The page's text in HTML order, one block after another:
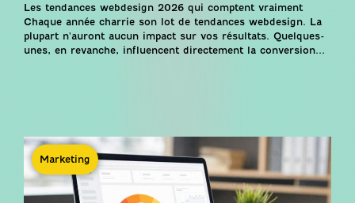
Les tendances webdesign 2026 qui comptent vraiment
Chaque année charrie son lot de tendances webdesign. La
plupart n'auront aucun impact sur vos résultats. Quelques-
unes, en revanche, influencent directement la conversion...
Marketing